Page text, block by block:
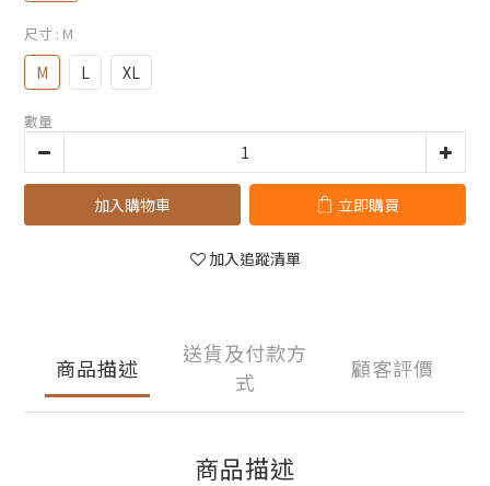
尺寸 : M
M L XL
數量
加入購物車 立即購買
加入追蹤清單
商品描述
送貨及付款方
式
顧客評價
商品描述